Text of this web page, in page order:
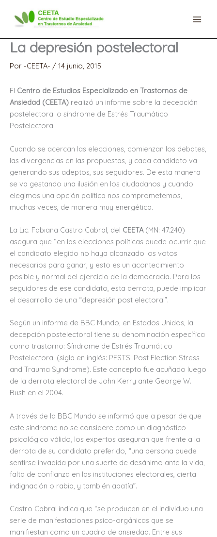
contenido
La depresión postelectoral
Por -CEETA- / 14 junio, 2015
El Centro de Estudios Especializado en Trastornos de
Ansiedad (CEETA) realizó un informe sobre la decepción
postelectoral o síndrome de Estrés Traumático
Postelectoral
Cuando se acercan las elecciones, comienzan los debates,
las divergencias en las propuestas, y cada candidato va
generando sus adeptos, sus seguidores. De esta manera
se va gestando una ilusión en los ciudadanos y cuando
elegimos una opción política nos comprometemos,
muchas veces, de manera muy energética.
La Lic. Fabiana Castro Cabral, del CEETA(MN: 47.240)
asegura que “en las elecciones políticas puede ocurrir que
el candidato elegido no haya alcanzado los votos
necesarios para ganar, y esto es un acontecimiento
posible y normal del ejercicio de la democracia. Para los
seguidores de ese candidato, esta derrota, puede implicar
el desarrollo de una “depresión post electoral”.
Según un informe de BBC Mundo, en Estados Unidos, la
decepción postelectoral tiene su denominación específica
como trastorno: Síndrome de Estrés Traumático
Postelectoral (sigla en inglés: PESTS: Post Election Stress
and Trauma Syndrome). Este concepto fue acuñado luego
de la derrota electoral de John Kerry ante George W.
Bush en el 2004.
A través de la BBC Mundo se informó que a pesar de que
este síndrome no se considere como un diagnóstico
psicológico válido, los expertos aseguran que frente a la
derrota de su candidato preferido, “una persona puede
sentirse invadida por una suerte de desánimo ante la vida,
falta de confianza en las instituciones electorales, cierta
indignación o rabia, y también apatía”.
Castro Cabral indica que “se producen en el individuo una
serie de manifestaciones psico-orgánicas que se
manifiestan como un cuadro de ansiedad. Entre sus